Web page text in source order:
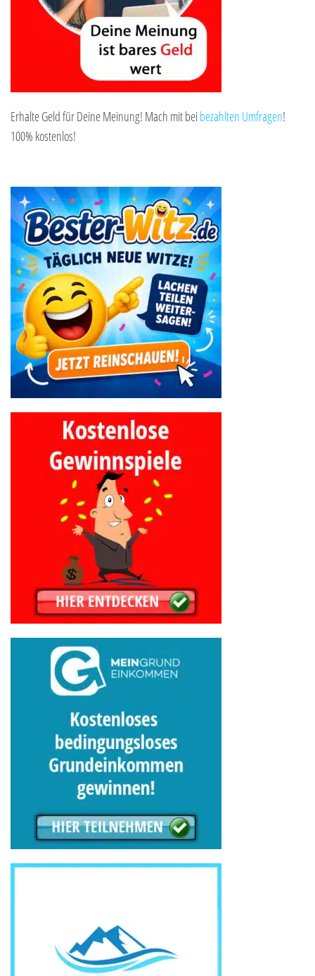
Erhalte Geld für Deine Meinung! Mach mit beibezahlten Umfragen!
100% kostenlos!